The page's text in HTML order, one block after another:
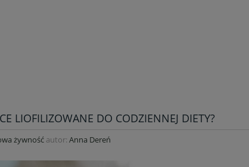
LIOFILIZOWANE DO CODZIENNEJ DIETY?
żywność autor: Anna Dereń